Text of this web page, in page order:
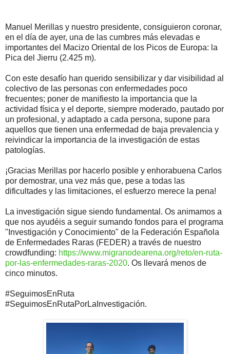
Manuel Merillas y nuestro presidente, consiguieron coronar,
en el día de ayer, una de las cumbres más elevadas e
importantes del Macizo Oriental de los Picos de Europa: la
Pica del Jierru (2.425 m).
Con este desafío han querido sensibilizar y dar visibilidad al
colectivo de las personas con enfermedades poco
frecuentes; poner de manifiesto la importancia que la
actividad física y el deporte, siempre moderado, pautado por
un profesional, y adaptado a cada persona, supone para
aquellos que tienen una enfermedad de baja prevalencia y
reivindicar la importancia de la investigación de estas
patologías.
¡Gracias Merillas por hacerlo posible y enhorabuena Carlos
por demostrar, una vez más que, pese a todas las
dificultades y las limitaciones, el esfuerzo merece la pena!
La investigación sigue siendo fundamental. Os animamos a
que nos ayudéis a seguir sumando fondos para el programa
"Investigación y Conocimiento" de la Federación Española
de Enfermedades Raras (FEDER) a través de nuestro
crowdfunding: https://www.migranodearena.org/reto/en-ruta-
por-las-enfermedades-raras-2020. Os llevará menos de
cinco minutos.
#SeguimosEnRuta
#SeguimosEnRutaPorLaInvestigación.